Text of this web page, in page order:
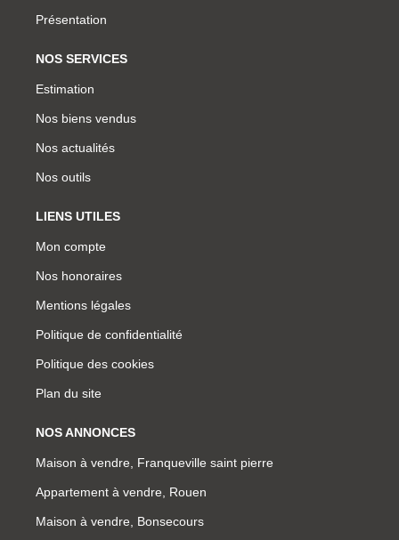
Présentation
NOS SERVICES
Estimation
Nos biens vendus
Nos actualités
Nos outils
LIENS UTILES
Mon compte
Nos honoraires
Mentions légales
Politique de confidentialité
Politique des cookies
Plan du site
NOS ANNONCES
Maison à vendre, Franqueville saint pierre
Appartement à vendre, Rouen
Maison à vendre, Bonsecours